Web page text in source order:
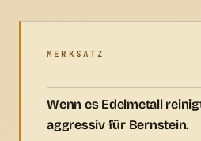
MERKSATZ
Wenn es Edelmetall
aggressiv für Bernstein.